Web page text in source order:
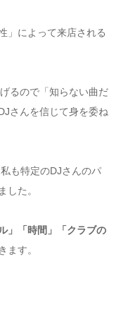
」によって来店される
るので「知らない曲だ
さんを信じて身を委ね
も特定のDJさんのパ
した。
」「時間」「クラブの
ます。